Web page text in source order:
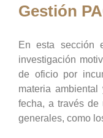
Gestión
En esta sección
investigación
de oficio por
materia
fecha, a través
generales, como